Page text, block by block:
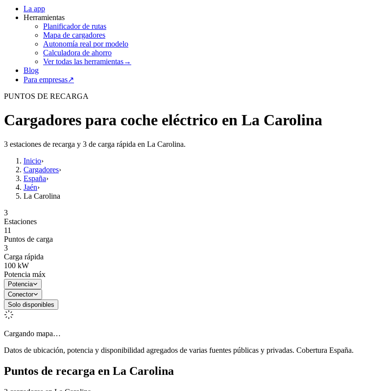
La app
Herramientas
Planificador de rutas
Mapa de cargadores
Autonomía real por modelo
Calculadora de ahorro
Ver todas las herramientas→
Blog
Para empresas↗
PUNTOS DE RECARGA
Cargadores para coche eléctrico en La Carolina
3 estaciones de recarga y 3 de carga rápida en La Carolina.
Inicio›
Cargadores›
España›
Jaén›
La Carolina
3
Estaciones
11
Puntos de carga
3
Carga rápida
100 kW
Potencia máx
Potencia
Conector
Solo disponibles
Cargando mapa…
Datos de ubicación, potencia y disponibilidad agregados de varias fuentes públicas y privadas. Cobertura España.
Puntos de recarga en La Carolina